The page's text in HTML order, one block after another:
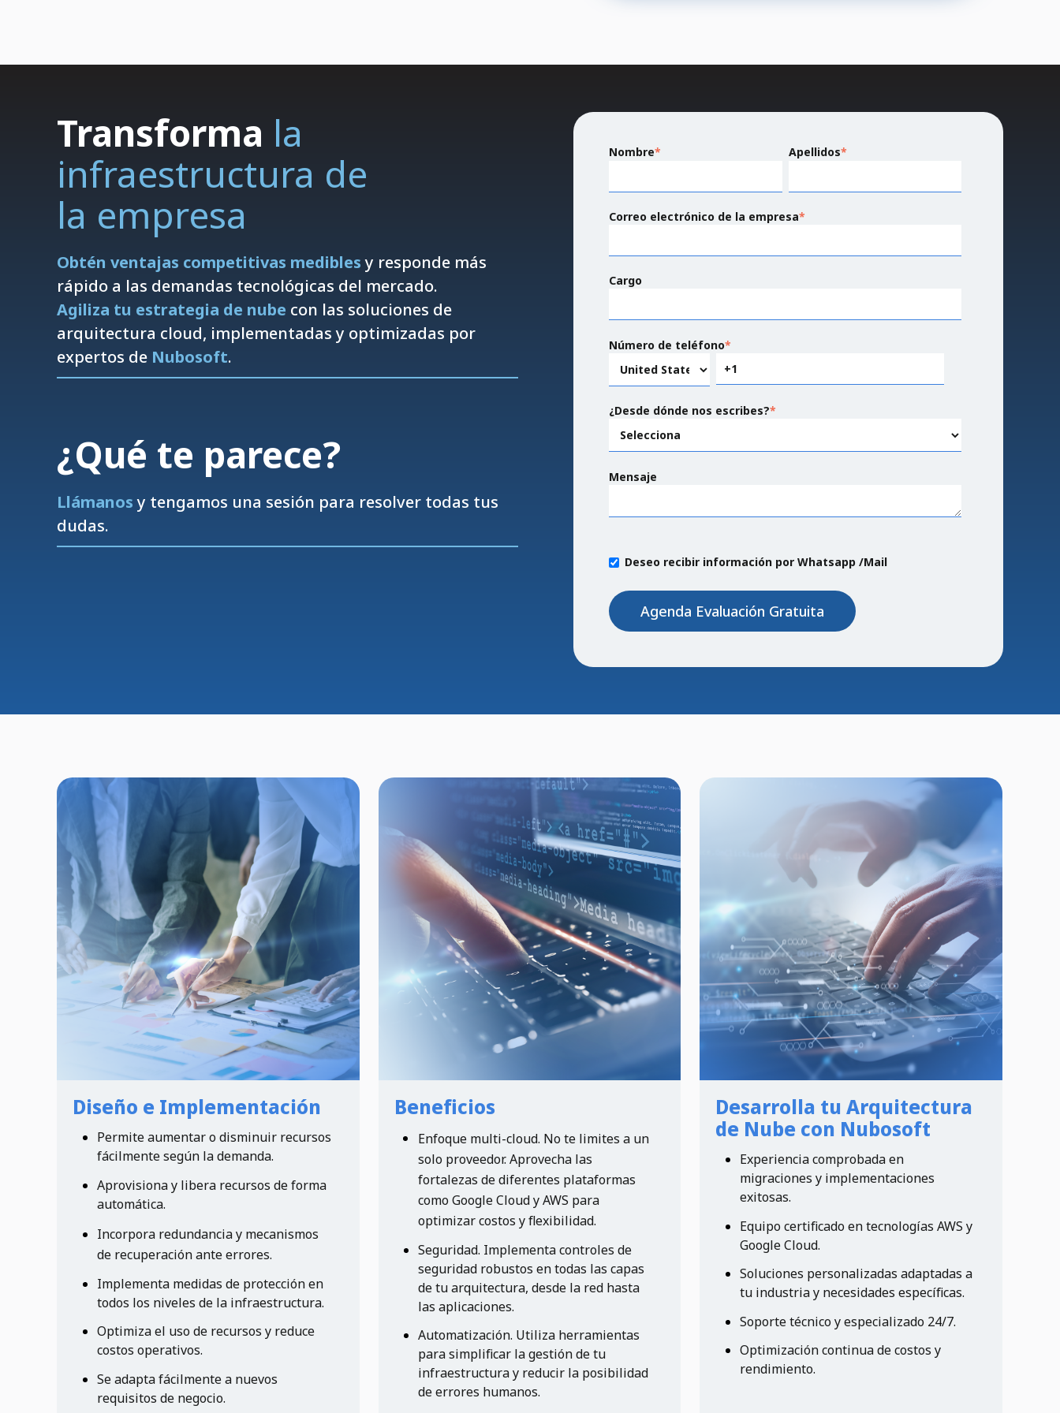
Transforma la
infraestructura de
la empresa
Obtén ventajas competitivas mediblesy responde más
rápido a las demandas tecnológicas del mercado.
Agiliza tu estrategia de nube con las soluciones de
arquitectura cloud, implementadas y optimizadas por
expertos de Nubosoft.
¿Qué te parece?
Llámanosy tengamos una sesión para resolver todas tus
dudas.
Nombre* Apellidos*
Correo electrónico de la empresa*
Cargo
Número de teléfono*
¿Desde dónde nos escribes?*
Mensaje
Deseo recibir información por Whatsapp /Mail
Diseño e Implementación
Permite aumentar o disminuir recursos
fácilmente según la demanda.
Aprovisiona y libera recursos de forma
automática.
Incorpora redundancia y mecanismos
de recuperación ante errores.
Implementa medidas de protección en
todos los niveles de la infraestructura.
Optimiza el uso de recursos y reduce
costos operativos.
Se adapta fácilmente a nuevos
requisitos de negocio.
Beneficios
Enfoque multi-cloud. No te limites a un
solo proveedor. Aprovecha las
fortalezas de diferentes plataformas
como Google Cloud y AWS para
optimizar costos y flexibilidad.
Seguridad. Implementa controles de
seguridad robustos en todas las capas
de tu arquitectura, desde la red hasta
las aplicaciones.
Automatización. Utiliza herramientas
para simplificar la gestión de tu
infraestructura y reducir la posibilidad
de errores humanos.
Desarrolla tu Arquitectura
de Nube con Nubosoft
Experiencia comprobada en
migraciones y implementaciones
exitosas.
Equipo certificado en tecnologías AWS y
Google Cloud.
Soluciones personalizadas adaptadas a
tu industria y necesidades específicas.
Soporte técnico y especializado 24/7.
Optimización continua de costos y
rendimiento.